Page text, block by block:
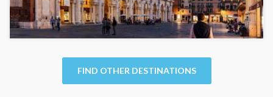
FIND OTHER DESTINATIONS